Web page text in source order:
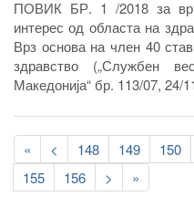
ПОВИК БР. 1 /2018 за
интерес од областа на
Врз основа на член 40
здравство („Службен
Македонија“ бр. 113/07, 24/
Pagination
First
page
«
Previous
page
< Page
148 Page
149 Page
150
Page
155 Page
156
Следна
страна
>
Last
page
»